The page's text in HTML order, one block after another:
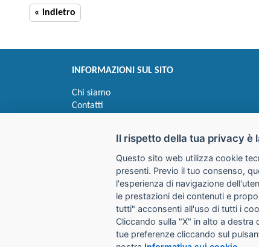
« indietro
INFORMAZIONI SUL SITO
Chi siamo
Contatti
Impostazioni cookie
I prezzi indicati si intendono IVA esclusa
GALIMBERTI S.r.L.
Via Giovanni Quarena
Il rispetto della tua privacy è
Questo sito web utilizza cookie
presenti. Previo il tuo consenso,
l'esperienza di navigazione
le prestazioni dei contenuti e
tutti" acconsenti all'uso di tutti i
Cliccando sulla "X" in alto a
tue preferenze cliccando sul